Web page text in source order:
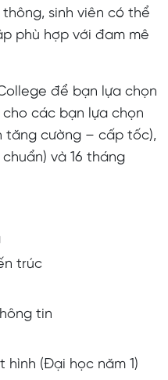
sinh viên có thể
phù hợp với đam mê
để bạn lựa chọn
các bạn lựa chọn
tăng cường – cấp tốc),
và 16 tháng
trúc
tin
(Đại học năm 1)